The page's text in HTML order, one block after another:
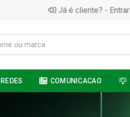
Já é cliente? - Entrar
REDES COMUNICACAO